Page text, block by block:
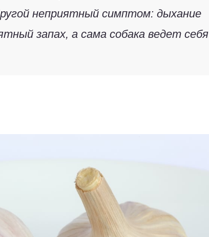
неприятный симптом: дыхание
запах, а сама собака ведет себя